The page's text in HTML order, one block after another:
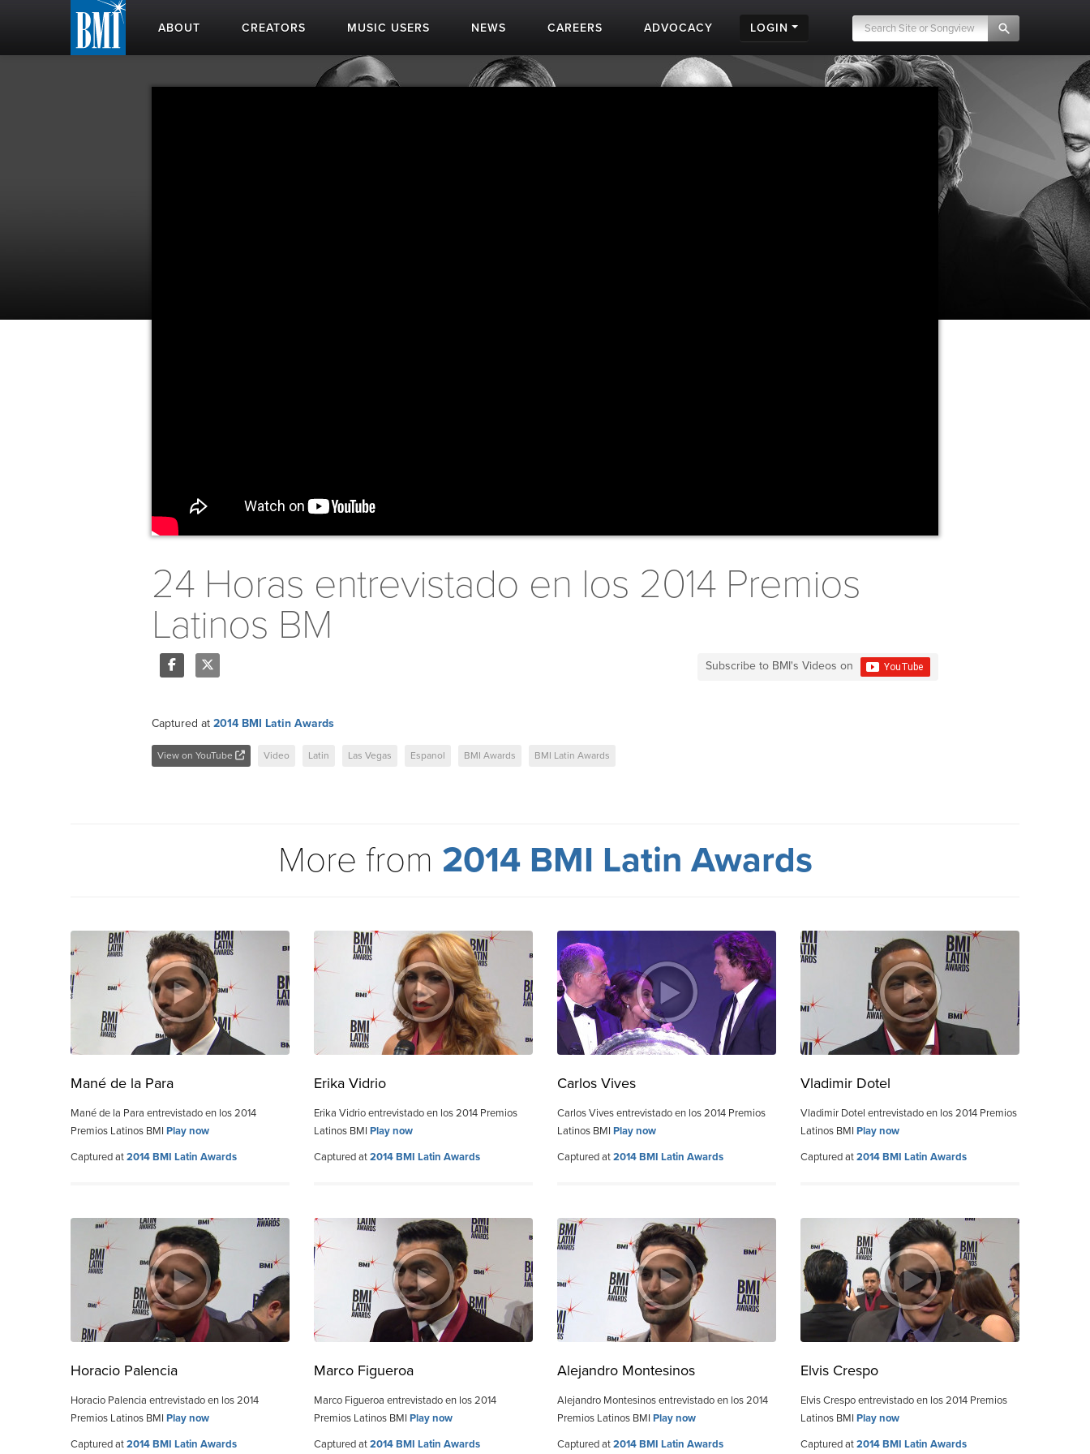
ABOUT CREATORS MUSIC USERS NEWS CAREERS ADVOCACY LOGIN
24 Horas entrevistado en los 2014 Premios
Latinos BM
Subscribe to BMI's Videos on
Captured at 2014 BMI Latin Awards
View on YouTube Video Latin Las Vegas Espanol BMI Awards BMI Latin Awards
More from 2014 BMI Latin Awards
Mané de la Para
Mané de la Para entrevistado en los 2014
Premios Latinos BMI Play now
Captured at2014 BMI Latin Awards
Erika Vidrio
Erika Vidrio entrevistado en los 2014 Premios
Latinos BMI Play now
Captured at2014 BMI Latin Awards
Carlos Vives
Carlos Vives entrevistado en los 2014 Premios
Latinos BMI Play now
Captured at2014 BMI Latin Awards
Vladimir Dotel
Vladimir Dotel entrevistado en los 2014 Premios
Latinos BMI Play now
Captured at2014 BMI Latin Awards
Horacio Palencia
Horacio Palencia entrevistado en los 2014
Premios Latinos BMI Play now
Captured at2014 BMI Latin Awards
Marco Figueroa
Marco Figueroa entrevistado en los 2014
Premios Latinos BMI Play now
Captured at2014 BMI Latin Awards
Alejandro Montesinos
Alejandro Montesinos entrevistado en los 2014
Premios Latinos BMI Play now
Captured at2014 BMI Latin Awards
Elvis Crespo
Elvis Crespo entrevistado en los 2014 Premios
Latinos BMI Play now
Captured at2014 BMI Latin Awards